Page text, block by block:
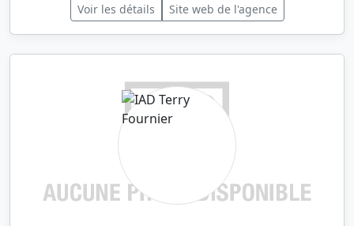
Voir les détails Site web de l'agence